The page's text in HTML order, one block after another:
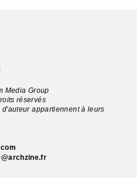
Media Group
réservés
appartiennent à leurs